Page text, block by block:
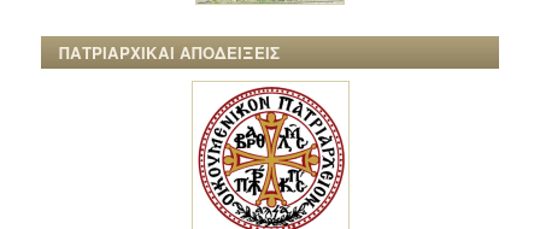
ΠΑΤΡΙΑΡΧΙΚΑΙ ΑΠΟΔΕΙΞΕΙΣ